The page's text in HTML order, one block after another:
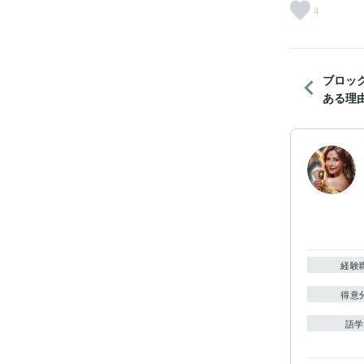
4
ブロッ
ある理
経験
得意
語